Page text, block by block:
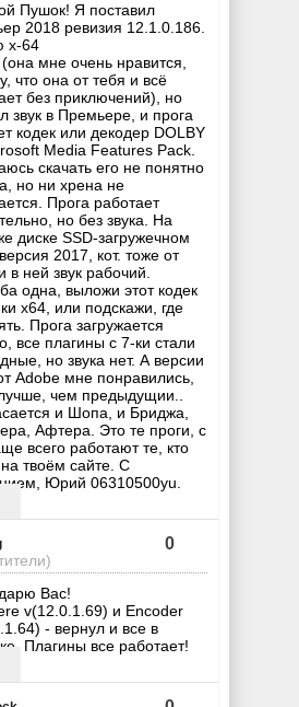
Пушок! Я поставил
2018 ревизия 12.1.0.186.
х-64
(она мне очень нравится,
что она от тебя и всё
без приключений), но
звук в Премьере, и прога
кодек или декодер DOLBY
Media Features Pack.
скачать его не понятно
но ни хрена не
Прога работает
но без звука. На
диске SSD-загружечном
2017, кот. тоже от
в ней звук рабочий.
одна, выложи этот кодек
х64, или подскажи, где
Прога загружается
все плагины с 7-ки стали
но звука нет. А версии
Adobe мне понравились,
чем предыдущии..
и Шопа, и Бриджа,
Афтера. Это те проги, с
всего работают те, кто
твоём сайте. С
Юрий 06310500yu.
0
Вас!
v(12.0.1.69) и Encoder
- вернул и все в
Плагины все работает!